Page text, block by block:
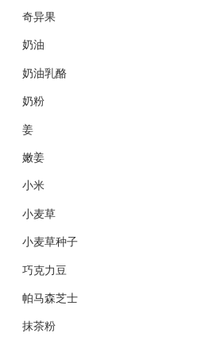
奇异果
奶油
奶油乳酪
奶粉
姜
嫩姜
小米
小麦草
小麦草种子
巧克力豆
帕马森芝士
抹茶粉